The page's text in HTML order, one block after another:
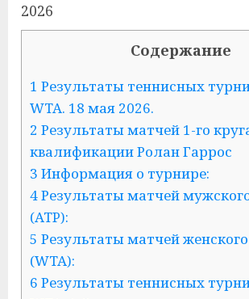
2026
Содержание
1 Результаты теннисных
WTA. 18 мая 2026.
2 Результаты матчей 1-го
квалификации Ролан Гаррос
3 Информация о турнире:
4 Результаты матчей
(ATP):
5 Результаты матчей
(WTA):
6 Результаты теннисных